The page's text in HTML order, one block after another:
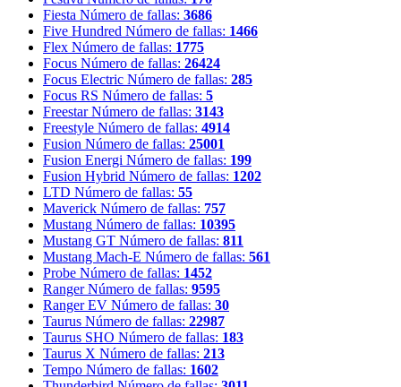
Fiesta Número de fallas: 3686
Five Hundred Número de fallas: 1466
Flex Número de fallas: 1775
Focus Número de fallas: 26424
Focus Electric Número de fallas: 285
Focus RS Número de fallas: 5
Freestar Número de fallas: 3143
Freestyle Número de fallas: 4914
Fusion Número de fallas: 25001
Fusion Energi Número de fallas: 199
Fusion Hybrid Número de fallas: 1202
LTD Número de fallas: 55
Maverick Número de fallas: 757
Mustang Número de fallas: 10395
Mustang GT Número de fallas: 811
Mustang Mach-E Número de fallas: 561
Probe Número de fallas: 1452
Ranger Número de fallas: 9595
Ranger EV Número de fallas: 30
Taurus Número de fallas: 22987
Taurus SHO Número de fallas: 183
Taurus X Número de fallas: 213
Tempo Número de fallas: 1602